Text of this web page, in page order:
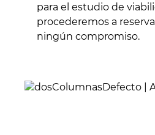
para el estudio de
procederemos a
ningún compromiso.